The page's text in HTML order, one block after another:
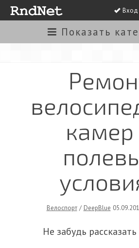
Вход
Показать
камер
Велоспорт/ DeepBlue
Не забудь